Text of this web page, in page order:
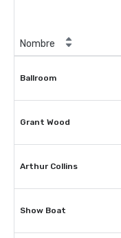
Nombre
Ballroom
Grant Wood
Arthur Collins
Show Boat